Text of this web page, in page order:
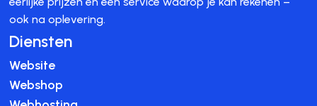
ook na oplevering.
Diensten
Website
Webshop